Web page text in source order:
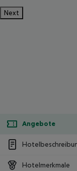
Next
Angebote
Hotelmerkmale